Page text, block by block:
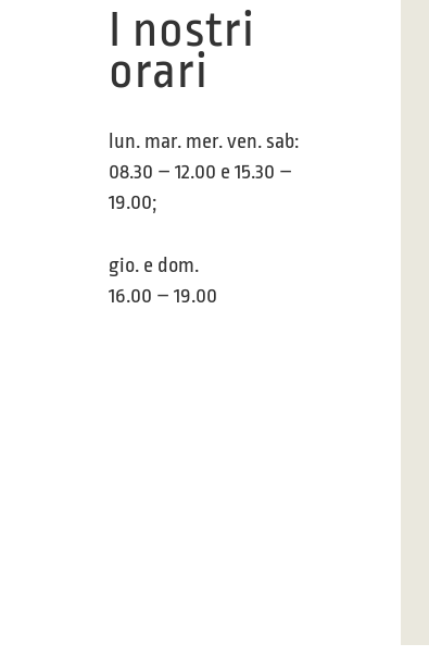
I nostri
orari
lun. mar. mer. ven. sab:
08.30 – 12.00 e 15.30 –
19.00;
gio. e dom.
16.00 – 19.00